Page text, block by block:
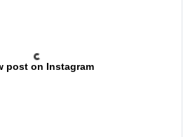
post on Instagram